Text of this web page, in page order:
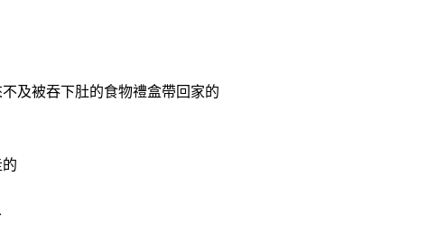
及被吞下肚的食物禮盒帶回家的